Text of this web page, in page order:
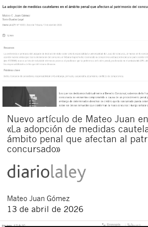
Nuevo artículo de Mateo Juan
«La adopción de medidas
ámbito penal que afectan al
concursado»
Mateo Juan Gómez
13 de abril de 2026